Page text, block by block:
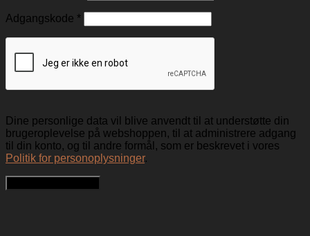
Adgangskode *
Dine personlige data vil blive anvendt til at understøtte din
brugeroplevelse på webshoppen, til at administrere adgang
til din konto, og til andre formål, som er beskrevet i vores
Politik for personoplysninger.